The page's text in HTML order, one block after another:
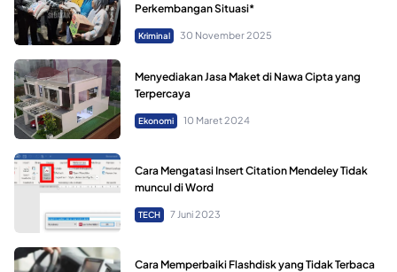
Perkembangan Situasi*
Kriminal 30 November 2025
Menyediakan Jasa Maket di Nawa Cipta yang
Terpercaya
Ekonomi 10 Maret 2024
Cara Mengatasi Insert Citation Mendeley Tidak
muncul di Word
TECH 7 Juni 2023
Cara Memperbaiki Flashdisk yang Tidak Terbaca